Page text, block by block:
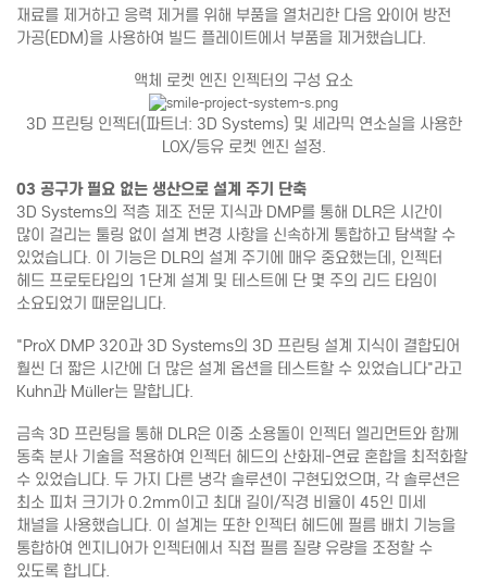
재료를 제거하고 응력 제거를 위해 부품을 열처리한 다음 와이어 방전
가공(EDM)을 사용하여 빌드 플레이트에서 부품을 제거했습니다.
액체 로켓 엔진 인젝터의 구성 요소
3D 프린팅 인젝터(파트너: 3D Systems) 및 세라믹 연소실을 사용한
LOX/등유 로켓 엔진 설정.
03 공구가 필요 없는 생산으로 설계 주기 단축
3D Systems의 적층 제조 전문 지식과 DMP를 통해 DLR은 시간이
많이 걸리는 툴링 없이 설계 변경 사항을 신속하게 통합하고 탐색할 수
있었습니다. 이 기능은 DLR의 설계 주기에 매우 중요했는데, 인젝터
헤드 프로토타입의 1단계 설계 및 테스트에 단 몇 주의 리드 타임이
소요되었기 때문입니다.
"ProX DMP 320과 3D Systems의 3D 프린팅 설계 지식이 결합되어
훨씬 더 짧은 시간에 더 많은 설계 옵션을 테스트할 수 있었습니다"라고
Kuhn과 Müller는 말합니다.
금속 3D 프린팅을 통해 DLR은 이중 소용돌이 인젝터 엘리먼트와 함께
동축 분사 기술을 적용하여 인젝터 헤드의 산화제-연료 혼합을 최적화할
수 있었습니다. 두 가지 다른 냉각 솔루션이 구현되었으며, 각 솔루션은
최소 피처 크기가 0.2mm이고 최대 길이/직경 비율이 45인 미세
채널을 사용했습니다. 이 설계는 또한 인젝터 헤드에 필름 배치 기능을
통합하여 엔지니어가 인젝터에서 직접 필름 질량 유량을 조정할 수
있도록 합니다.